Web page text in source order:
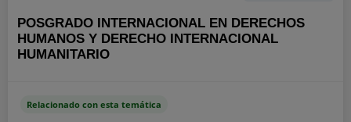
POSGRADO INTERNACIONAL EN DERECHOS
HUMANOS Y DERECHO INTERNACIONAL
HUMANITARIO
Relacionado con esta temática